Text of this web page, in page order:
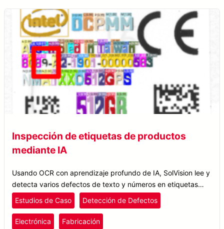
Inspección de etiquetas de productos
mediante IA
Usando OCR con aprendizaje profundo de IA, SolVision lee y
detecta varios defectos de texto y números en etiquetas
impresas, mejorando la inspección de etiquetas de
productos electrónicos.
Estudios de Caso Detección de Defectos
Electrónica Fabricación